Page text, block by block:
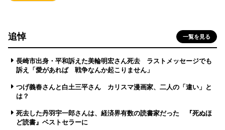
追悼 一覧を見る
長崎市出身・平和訴えた美輪明宏さん死去 ラストメッセージでも
訴え「愛があれば 戦争なんか起こりません」
つげ義春さんと白土三平さん カリスマ漫画家、二人の「違い」と
は？
死去した丹羽宇一郎さんは、経済界有数の読書家だった 『死ぬほ
ど読書』ベストセラーに